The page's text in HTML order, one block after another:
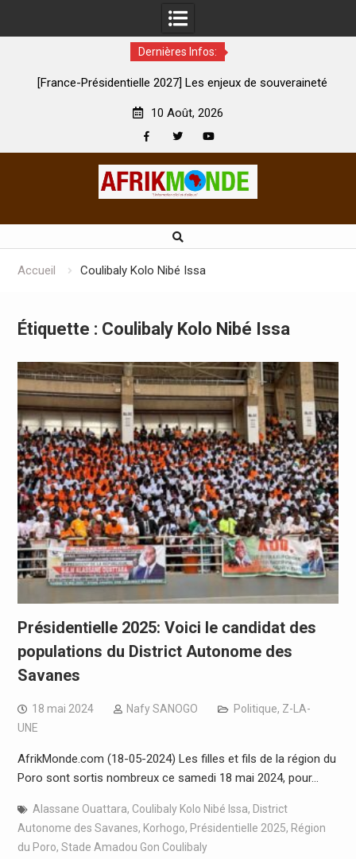
Dernières Infos:
2027] Les enjeux de souveraineté
À Lens, la femme qui
10 Août, 2026
Accueil Coulibaly Kolo Nibé Issa
Étiquette : Coulibaly Kolo Nibé Issa
Présidentielle 2025: Voici le candidat des
populations du District Autonome des
Savanes
18 mai 2024 Nafy SANOGO Politique, Z-LA-
UNE
AfrikMonde.com (18-05-2024) Les filles et fils de la région du
Poro sont sortis nombreux ce samedi 18 mai 2024, pour…
Alassane Ouattara, Coulibaly Kolo Nibé Issa, District
Autonome des Savanes, Korhogo, Présidentielle 2025, Région
du Poro, Stade Amadou Gon Coulibaly